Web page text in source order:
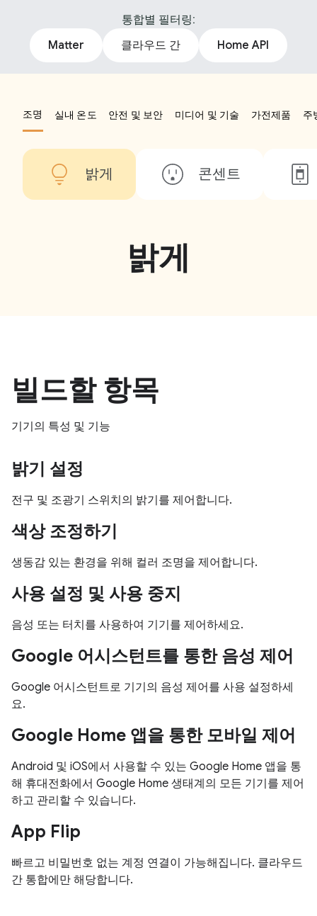
통합별 필터링:
Matter 클라우드 간 Home API
조명 실내 온도 안전 및 보안 미디어 및 기술 가전제품 주
밝게 콘센트
밝게
빌드할 항목
기기의 특성 및 기능
밝기 설정
전구 및 조광기 스위치의 밝기를 제어합니다.
색상 조정하기
생동감 있는 환경을 위해 컬러 조명을 제어합니다.
사용 설정 및 사용 중지
음성 또는 터치를 사용하여 기기를 제어하세요.
Google 어시스턴트를 통한 음성 제어
Google 어시스턴트로 기기의 음성 제어를 사용 설정하세
요.
Google Home 앱을 통한 모바일 제어
Android 및 iOS에서 사용할 수 있는 Google Home 앱을 통
해 휴대전화에서 Google Home 생태계의 모든 기기를 제어
하고 관리할 수 있습니다.
App Flip
빠르고 비밀번호 없는 계정 연결이 가능해집니다. 클라우드
간 통합에만 해당합니다.